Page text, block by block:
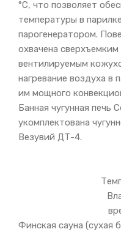
°С, что позволяет
температуры в
парогенератором.
охвачена
вентилируемым
нагревание воздуха в
им мощного
Банная чугунная печь
укомплектована
Везувий ДТ-4.
Финская сауна (сухая